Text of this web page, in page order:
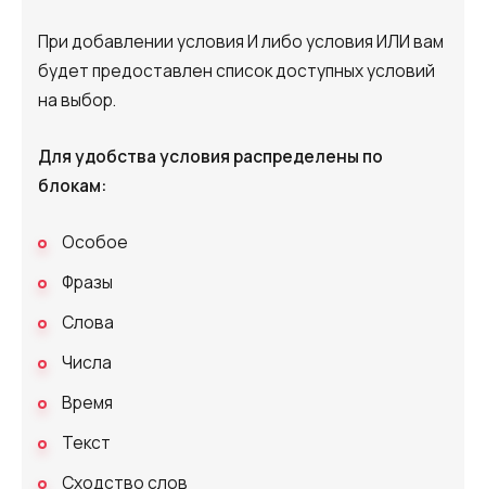
При добавлении условия И либо условия ИЛИ вам
будет предоставлен список доступных условий
на выбор.
Для удобства условия распределены по
блокам:
Особое
Фразы
Слова
Числа
Время
Текст
Сходство слов